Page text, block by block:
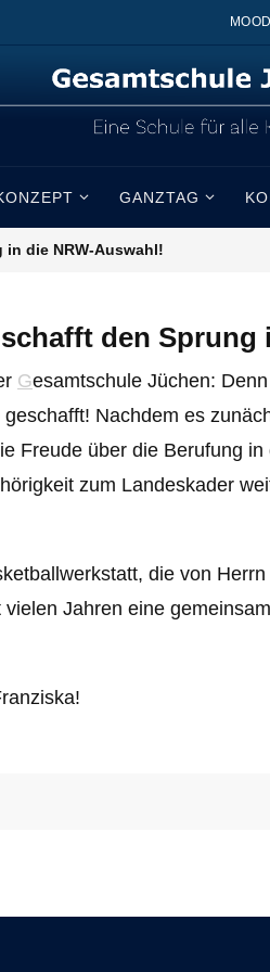
GANZTAG
die NRW-Auswahl!
den Sprung
Gesamtschule Jüchen:
Nachdem es
Freude über die Berufung
zum Landeskader
die von
Jahren eine